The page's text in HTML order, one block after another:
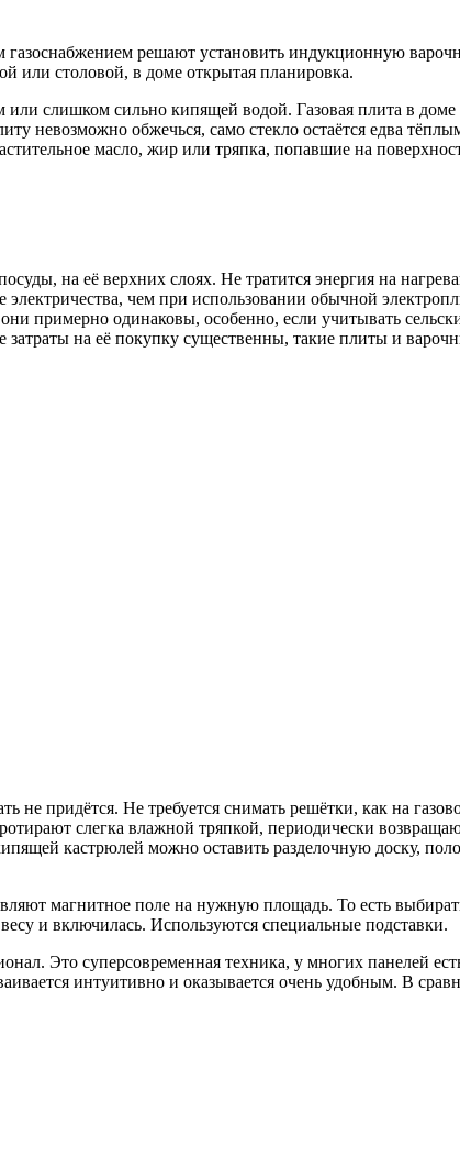
решают установить индукционную
или столовой, в доме открытая планировка.
или слишком сильно кипящей водой. Газовая плита в
невозможно обжечься, само стекло остаётся едва
масло, жир или тряпка, попавшие на
на её верхних слоях. Не тратится энергия на
чем при использовании обычной
примерно одинаковы, особенно, если учитывать
на её покупку существенны, такие плиты и
придётся. Не требуется снимать решётки, как на
слегка влажной тряпкой, периодически
кастрюлей можно оставить разделочную доску,
магнитное поле на нужную площадь. То есть
и включилась. Используются специальные подставки.
Это суперсовременная техника, у многих панелей
интуитивно и оказывается очень удобным. В